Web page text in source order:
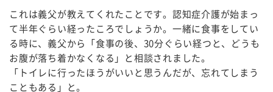
これは義父が教えてくれたことです。認知症介護が始まっ
て半年ぐらい経ったころでしょうか。一緒に食事をしてい
る時に、義父から「食事の後、30分ぐらい経つと、どうも
お腹が落ち着かなくなる」と相談されました。
「トイレに行ったほうがいいと思うんだが、忘れてしまう
こともある」と。